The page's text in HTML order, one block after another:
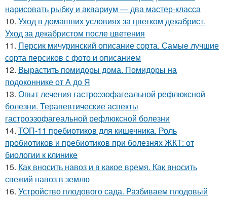
нарисовать рыбку и аквариум — два мастер-класса
10. Уход в домашних условиях за цветком декабрист.
Уход за декабристом после цветения
11. Персик мичуринский описание сорта. Самые лучшие
сорта персиков с фото и описанием
12. Вырастить помидоры дома. Помидоры на
подоконнике от А до Я
13. Опыт лечения гастроэзофагеальной рефлюксной
болезни. Терапевтические аспекты
гастроэзофагеальной рефлюксной болезни
14. ТОП-11 пребиотиков для кишечника. Роль
пробиотиков и пребиотиков при болезнях ЖКТ: от
биологии к клинике
15. Как вносить навоз и в какое время. Как вносить
свежий навоз в землю
16. Устройство плодового сада. Разбиваем плодовый